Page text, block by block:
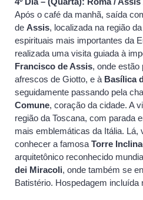
Após o café da manhã, saída
de Assis, localizada na região
espirituais mais importantes da
realizada uma visita guiada à
Francisco de Assis, onde
afrescos de Giotto, e à Basílica
seguidamente passando pela
Comune, coração da cidade. A
região da Toscana, com parada
mais emblemáticas da Itália. Lá,
conhecer a famosa Torre
arquitetônico reconhecido
dei Miracoli, onde também se
Batistério. Hospedagem incluída